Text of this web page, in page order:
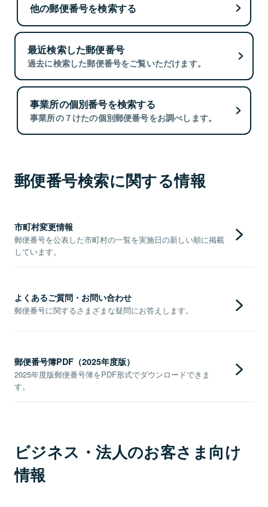
他の郵便番号を検索する
最近検索した郵便番号
過去に検索した郵便番号をご覧いただけます。
事業所の個別番号を検索する
事業所の７けたの個別郵便番号をお調べします。
郵便番号検索に関する情報
市町村変更情報
郵便番号を公表した市町村の一覧を実施日の新しい順に掲載
しています。
よくあるご質問・お問い合わせ
郵便番号に関するさまざまな疑問にお答えします。
郵便番号簿PDF（2025年度版）
2025年度版郵便番号簿をPDF形式でダウンロードできま
す。
ビジネス・法人のお客さま向け
情報